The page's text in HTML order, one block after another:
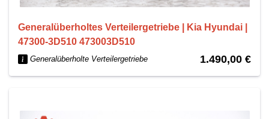
Generalüberholtes Verteilergetriebe | Kia Hyundai |
47300-3D510 473003D510
Generalüberholte Verteilergetriebe 1.490,00 €